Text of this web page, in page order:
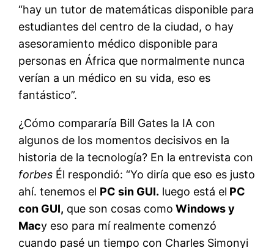
“hay un tutor de matemáticas disponible para
estudiantes del centro de la ciudad, o hay
asesoramiento médico disponible para
personas en África que normalmente nunca
verían a un médico en su vida, eso es
fantástico”.
¿Cómo compararía Bill Gates la IA con
algunos de los momentos decisivos en la
historia de la tecnología? En la entrevista con
forbes Él respondió: “Yo diría que eso es justo
ahí. tenemos el PC sin GUI. luego está el PC
con GUI, que son cosas como Windows y
Macy eso para mí realmente comenzó
cuando pasé un tiempo con Charles Simonyi